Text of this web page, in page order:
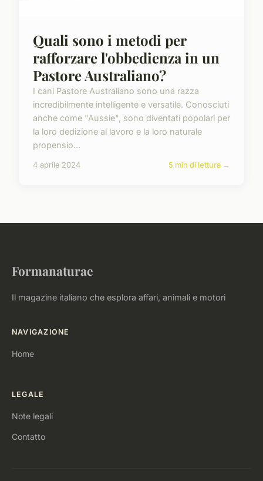
Quali sono i metodi per
rafforzare l'obbedienza in un
Pastore Australiano?
I cani Pastore Australiano sono una razza
incredibilmente intelligente e versatile. Conosciuti
anche come "Aussie", sono diventati popolari per
la loro dedizione al lavoro e la loro naturale
propensio...
4 aprile 2024 5 min di lettura →
Formanaturae
Il magazine italiano che esplora affari, animali e motori
NAVIGAZIONE
Home
LEGALE
Note legali
Contatto